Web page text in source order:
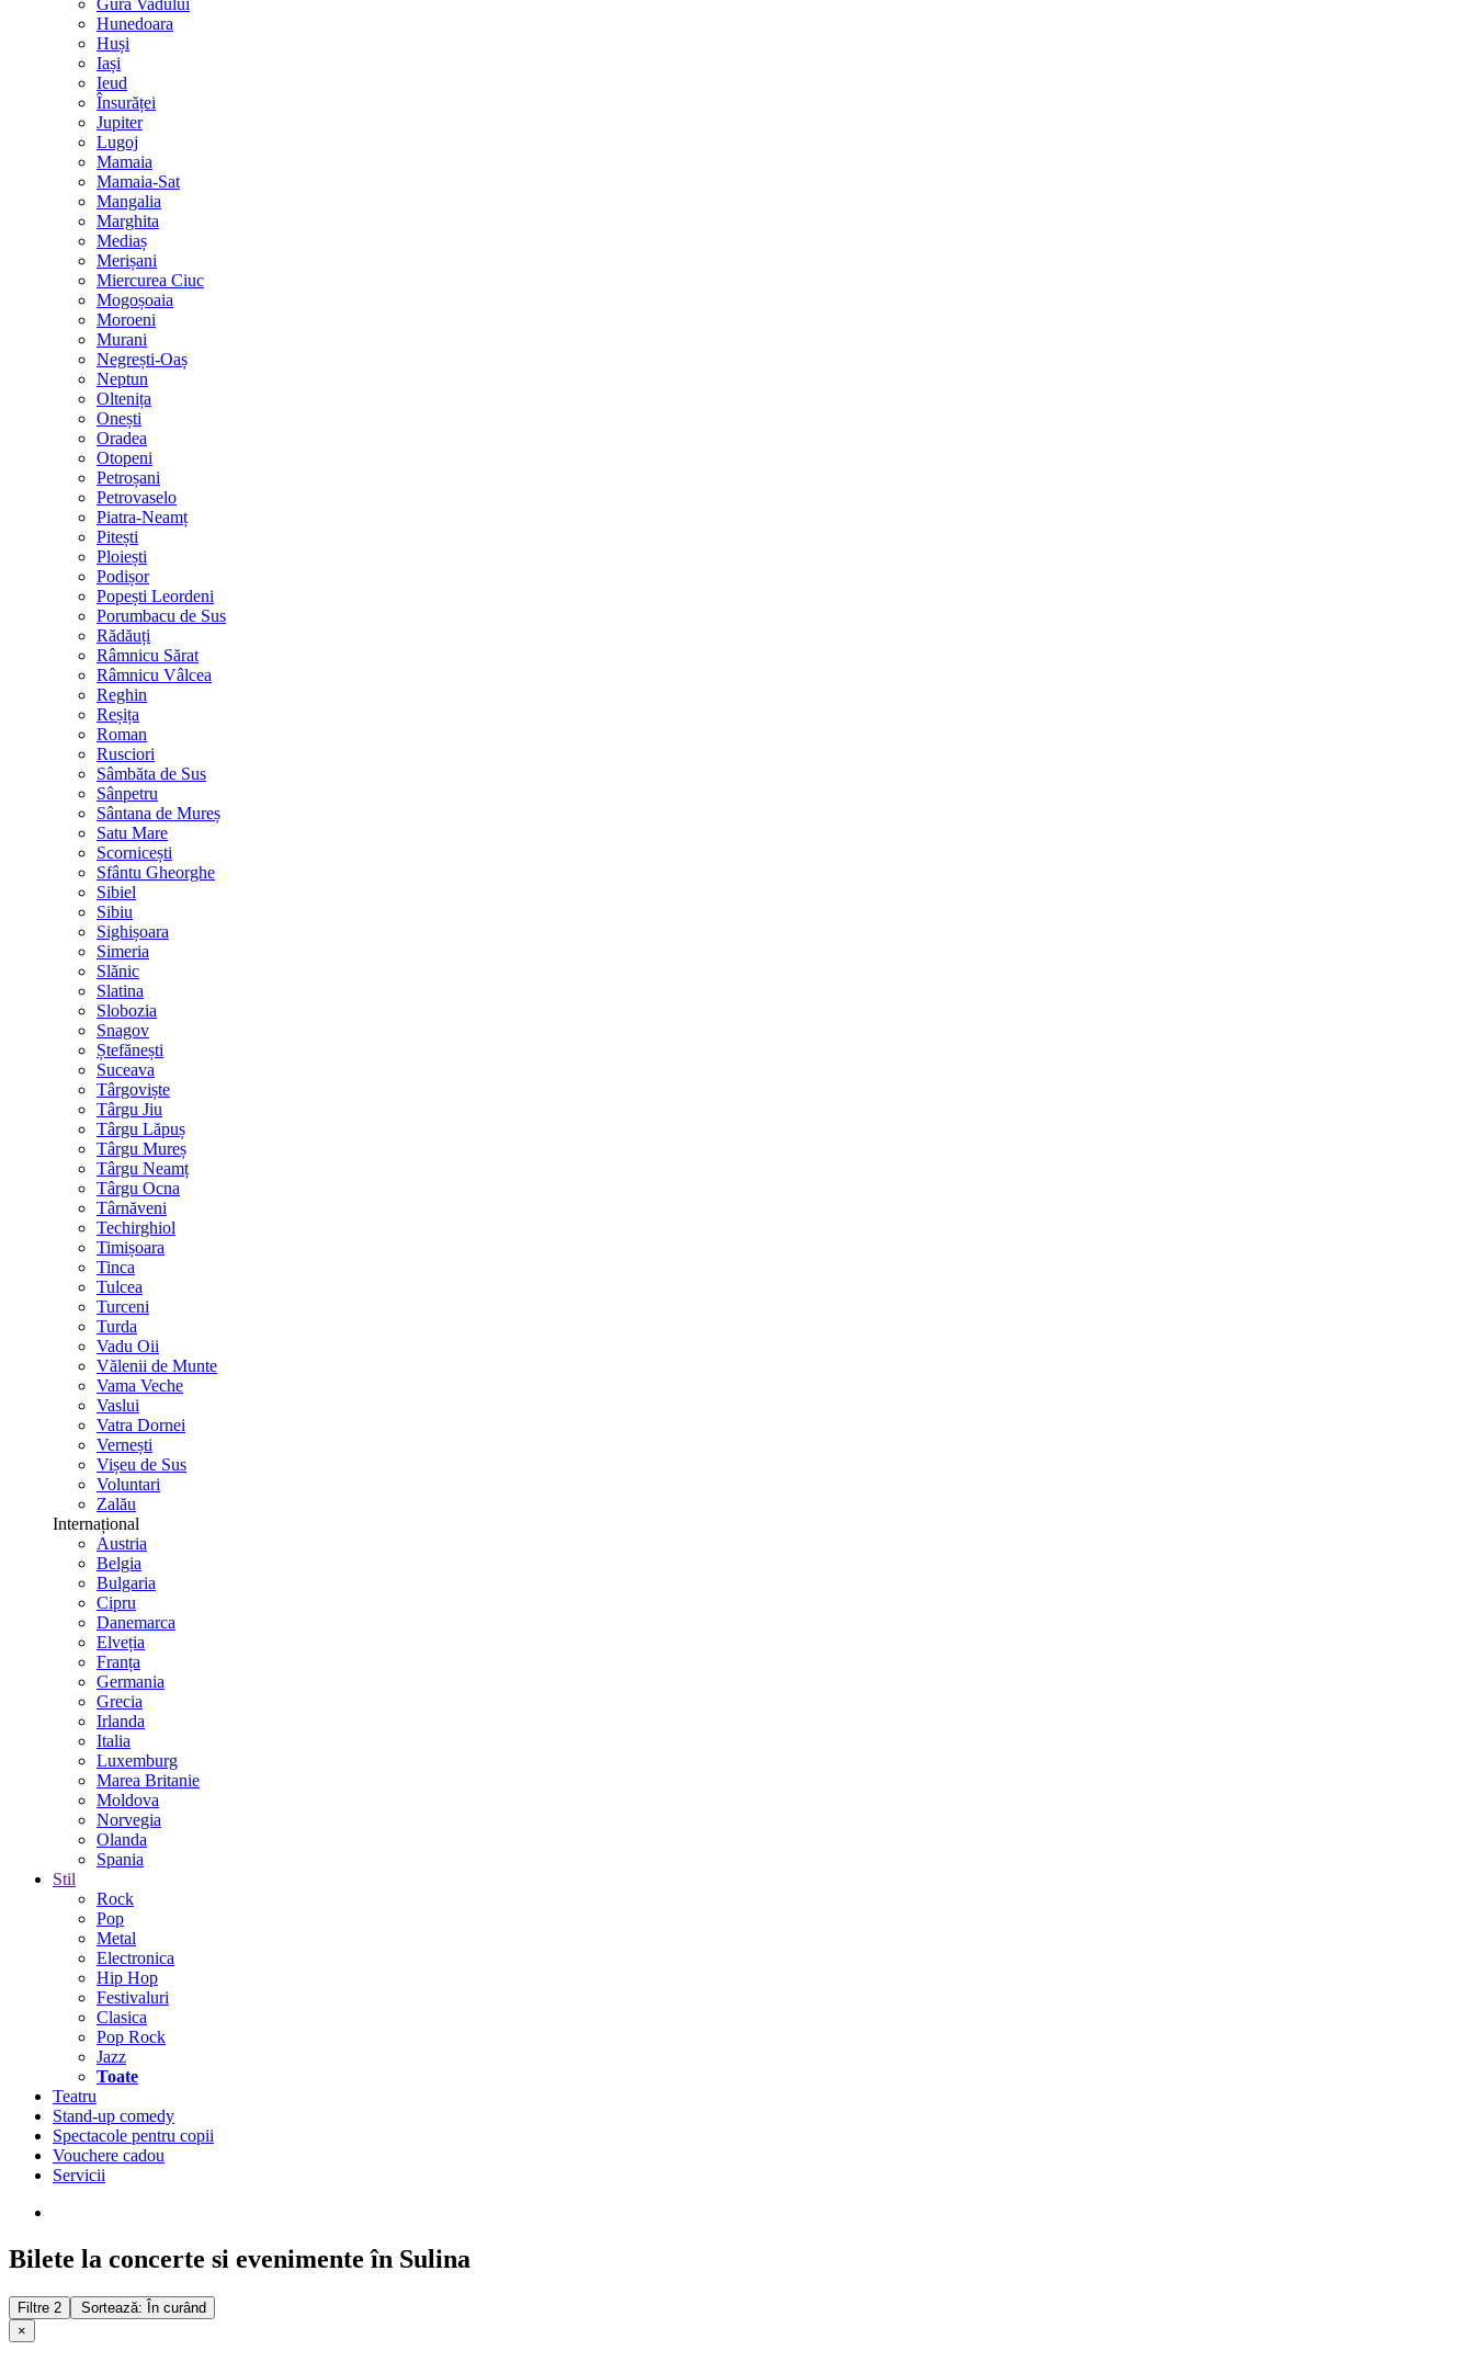
Gura Vadului
Hunedoara
Huși
Iași
Ieud
Însurăței
Jupiter
Lugoj
Mamaia
Mamaia-Sat
Mangalia
Marghita
Mediaș
Merișani
Miercurea Ciuc
Mogoșoaia
Moroeni
Murani
Negrești-Oaș
Neptun
Oltenița
Onești
Oradea
Otopeni
Petroșani
Petrovaselo
Piatra-Neamț
Pitești
Ploiești
Podișor
Popești Leordeni
Porumbacu de Sus
Rădăuți
Râmnicu Sărat
Râmnicu Vâlcea
Reghin
Reșița
Roman
Rusciori
Sâmbăta de Sus
Sânpetru
Sântana de Mureș
Satu Mare
Scornicești
Sfântu Gheorghe
Sibiel
Sibiu
Sighișoara
Simeria
Slănic
Slatina
Slobozia
Snagov
Ștefănești
Suceava
Târgoviște
Târgu Jiu
Târgu Lăpuș
Târgu Mureș
Târgu Neamț
Târgu Ocna
Târnăveni
Techirghiol
Timișoara
Tinca
Tulcea
Turceni
Turda
Vadu Oii
Vălenii de Munte
Vama Veche
Vaslui
Vatra Dornei
Vernești
Vișeu de Sus
Voluntari
Zalău
Internațional
Austria
Belgia
Bulgaria
Cipru
Danemarca
Elveția
Franța
Germania
Grecia
Irlanda
Italia
Luxemburg
Marea Britanie
Moldova
Norvegia
Olanda
Spania
Stil
Rock
Pop
Metal
Electronica
Hip Hop
Festivaluri
Clasica
Pop Rock
Jazz
Toate
Teatru
Stand-up comedy
Spectacole pentru copii
Vouchere cadou
Servicii
Bilete la concerte si evenimente în Sulina
Filtre 2
Sortează: În curând
×